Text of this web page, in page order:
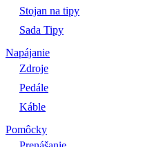
Stojan na tipy
Sada Tipy
Napájanie
Zdroje
Pedále
Káble
Pomôcky